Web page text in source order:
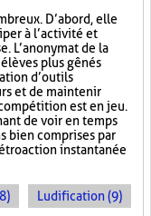
D’abord, elle
à l’activité et
L’anonymat de la
plus gênés
d’outils
et de maintenir
est en jeu.
de voir en temps
bien comprises par
instantanée
Ludification (9)